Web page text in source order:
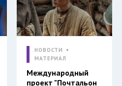
НОВОСТИ
МАТЕРИАЛ
Международный
проект "Почтальон